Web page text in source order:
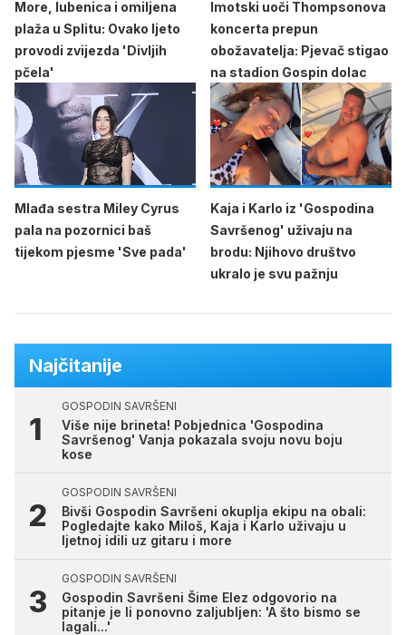
More, lubenica i omiljena
plaža u Splitu: Ovako ljeto
provodi zvijezda 'Divljih
pčela'
Imotski uoči Thompsonova
koncerta prepun
obožavatelja: Pjevač stigao
na stadion Gospin dolac
Mlađa sestra Miley Cyrus
pala na pozornici baš
tijekom pjesme 'Sve pada'
Kaja i Karlo iz 'Gospodina
Savršenog' uživaju na
brodu: Njihovo društvo
ukralo je svu pažnju
Najčitanije
GOSPODIN SAVRŠENI
Više nije brineta! Pobjednica 'Gospodina
Savršenog' Vanja pokazala svoju novu boju
kose
GOSPODIN SAVRŠENI
Bivši Gospodin Savršeni okuplja ekipu na obali:
Pogledajte kako Miloš, Kaja i Karlo uživaju u
ljetnoj idili uz gitaru i more
GOSPODIN SAVRŠENI
Gospodin Savršeni Šime Elez odgovorio na
pitanje je li ponovno zaljubljen: 'A što bismo se
lagali...'